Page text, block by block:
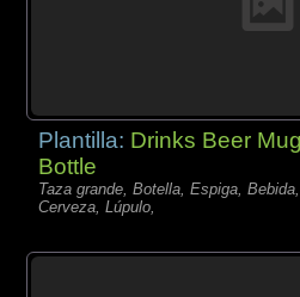
Plantilla: Drinks Beer Mug
Bottle
Taza grande, Botella, Espiga, Bebida,
Cerveza, Lúpulo,